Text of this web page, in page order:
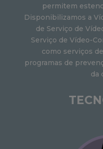
permitem
Disponibilizamos a
de Serviço de
Serviço de Vídeo-
como serviços
programas de
da